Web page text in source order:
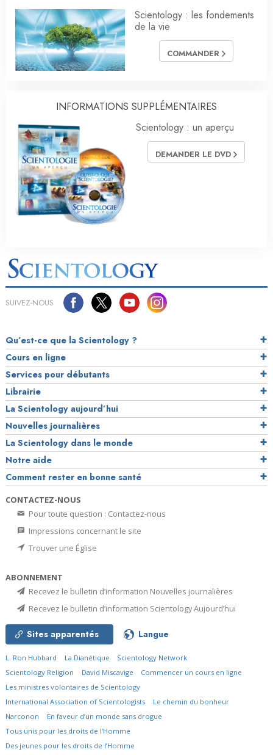
Scientology : les fondements
de la vie
COMMANDER
INFORMATIONS SUPPLÉMENTAIRES
Scientology : un aperçu
DEMANDER LE DVD
SUIVEZ-NOUS
Qu’est-ce que la Scientology ?
Cours en ligne
Services pour débutants
Librairie
La Scientology aujourd’hui
Nouvelles journalières
La Scientology dans le monde
Notre aide
Comment rester en bonne santé
CONTACTEZ-NOUS
Pour toute question : Contactez-nous
Impressions concernant le site
Trouver une Église
ABONNEMENT
Recevez le bulletin d’information Nouvelles journalières
Recevez le bulletin d’information Scientology Aujourd’hui
Sites apparentés Langue
L. Ron Hubbard La Dianétique
Scientology Network
Scientology Religion
David Miscavige
Commencer un cours en ligne
Les ministres volontaires de Scientology
International Association of Scientologists
Le chemin du bonheur
Narconon
En faveur d’un monde sans drogue
Tous unis pour les droits de l’Homme
Des jeunes pour les droits de l’Homme